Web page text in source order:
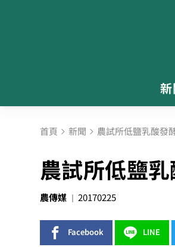
首頁 新聞 農試所低鹽乳酸
農試所低鹽
農傳媒 20170225
Facebook LINE